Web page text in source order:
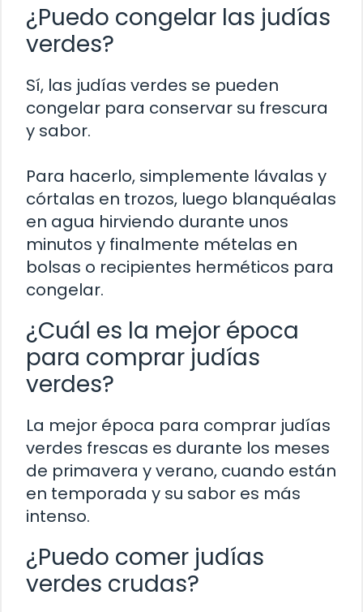
¿Puedo congelar las judías
verdes?
Sí, las judías verdes se pueden
congelar para conservar su frescura
y sabor.
Para hacerlo, simplemente lávalas y
córtalas en trozos, luego blanquéalas
en agua hirviendo durante unos
minutos y finalmente mételas en
bolsas o recipientes herméticos para
congelar.
¿Cuál es la mejor época
para comprar judías
verdes?
La mejor época para comprar judías
verdes frescas es durante los meses
de primavera y verano, cuando están
en temporada y su sabor es más
intenso.
¿Puedo comer judías
verdes crudas?